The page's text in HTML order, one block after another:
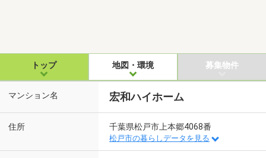
トップ 地図・環境 募集物件
マンション名 宏和ハイホーム
住所 千葉県松戸市上本郷4068番
松戸市の暮らしデータを見る